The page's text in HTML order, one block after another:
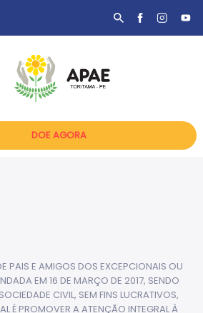
DOE AGORA
PAIS E AMIGOS DOS EXCEPCIONAIS OU
EM 16 DE MARÇO DE 2017, SENDO
CIVIL, SEM FINS LUCRATIVOS,
É PROMOVER A ATENÇÃO INTEGRAL À